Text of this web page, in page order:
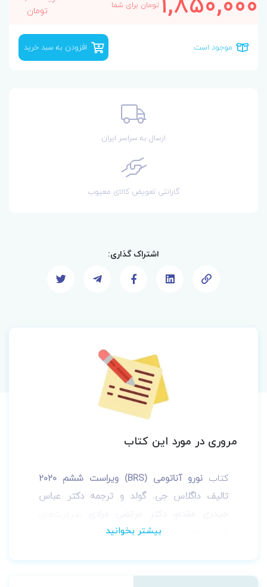
تومان برای شما
تومان
موجود است افزودن به سبد خرید
ارسال به سراسر ایران
گارانتی تعویض کالای معیوب
اشتراک گذاری:
مروری در مورد این کتاب
کتاب
نورو آناتومی (BRS) ویراست ششم 2020
تالیف داگلاس جی. گولد و ترجمه دکتر عباس
نوروآناتومی انسان را در قالبی مختصر، کاملا